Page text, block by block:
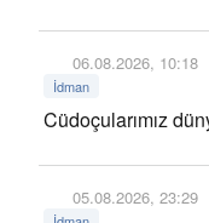
06.08.2026, 10:18
İdman
Cüdoçularımız
05.08.2026, 23:29